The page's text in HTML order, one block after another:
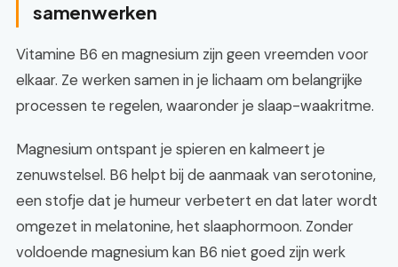
samenwerken
Vitamine B6 en magnesium zijn geen vreemden voor
elkaar. Ze werken samen in je lichaam om belangrijke
processen te regelen, waaronder je slaap-waakritme.
Magnesium ontspant je spieren en kalmeert je
zenuwstelsel. B6 helpt bij de aanmaak van serotonine,
een stofje dat je humeur verbetert en dat later wordt
omgezet in melatonine, het slaaphormoon. Zonder
voldoende magnesium kan B6 niet goed zijn werk